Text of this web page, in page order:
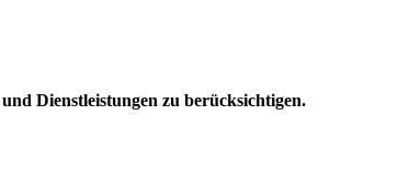
Dienstleistungen zu berücksichtigen.